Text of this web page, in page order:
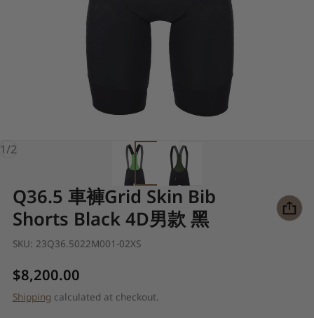
1/
of2
Q36.5 車褲Grid Skin Bib
Shorts Black 4D男款 黑
SKU: 23Q36.5022M001-02XS
Regular price
$8,200.00
Shipping calculated at checkout.